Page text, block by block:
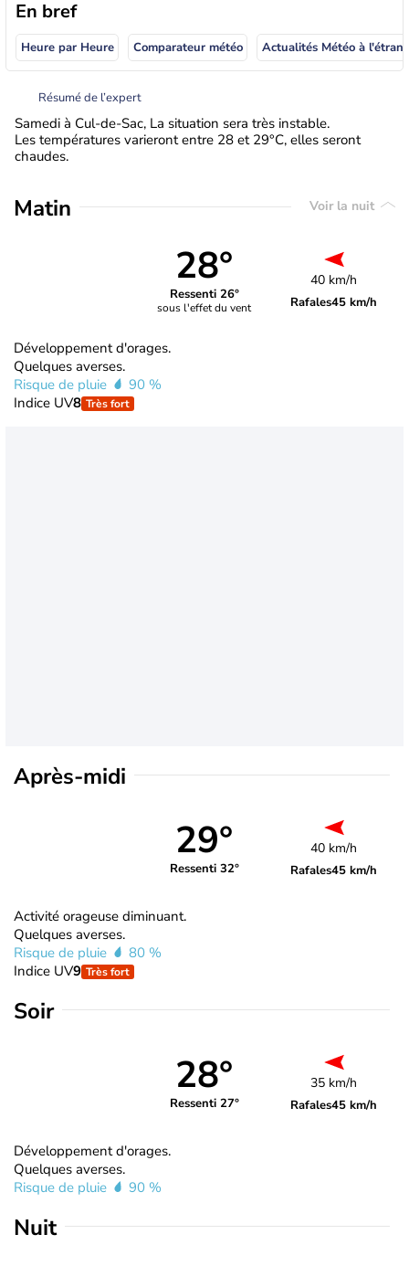
En bref
Heure par Heure Comparateur météo
Résumé de l’expert
Samedi à Cul-de-Sac, La situation sera très instable.
Les températures varieront entre 28 et 29°C, elles seront
chaudes.
Matin Voir la nuit
28°
Ressenti 26°
sous l'effet du vent
40 km/h
Rafales45 km/h
Développement d'orages.
Quelques averses.
Risque de pluie
90 %
Indice UV8 Très fort
Après-midi
29°
Ressenti 32°
40 km/h
Rafales45 km/h
Activité orageuse diminuant.
Quelques averses.
Risque de pluie
80 %
Indice UV9 Très fort
Soir
28°
Ressenti 27°
35 km/h
Rafales45 km/h
Développement d'orages.
Quelques averses.
Risque de pluie
90 %
Nuit